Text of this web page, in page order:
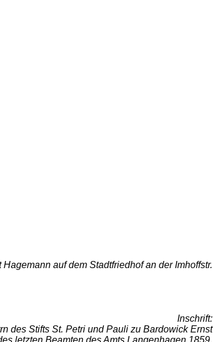
Hagemann auf dem Stadtfriedhof an der Imhoffstr.
Inschrift:
des Stifts St. Petri und Pauli zu Bardowick Ernst
letzten Beamten des Amts Langenhagen 1859.